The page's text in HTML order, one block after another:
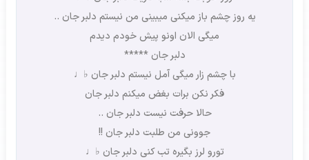
یه روز چشم باز میکنی میبینی من نیستم دلبر جان ..
میگی الان اونو پیش خودم دیدم
دلبر جان *****
با چشم زار میگی آمل نیستم دلبر جان ♭♩
فکر نکن برات بغض میکنم دلبر جان
حالا حرفت نیست دلبر جان ..
جوونی من طلبت دلبر جان !!
تورو لرز بگیره تب کنی دلبر جان ♭♩